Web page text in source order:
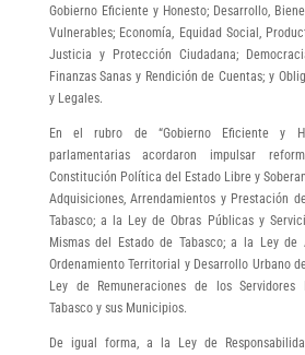
Gobierno Eficiente y Honesto; Desarrollo,
Vulnerables; Economía, Equidad Social,
Justicia y Protección Ciudadana;
Finanzas Sanas y Rendición de Cuentas; y
y Legales.
En el rubro de “Gobierno Eficiente y
parlamentarias acordaron impulsar
Constitución Política del Estado Libre y
Adquisiciones, Arrendamientos y Prestación
Tabasco; a la Ley de Obras Públicas y
Mismas del Estado de Tabasco; a la Ley de
Ordenamiento Territorial y Desarrollo Urbano
Ley de Remuneraciones de los
Tabasco y sus Municipios.
De igual forma, a la Ley de